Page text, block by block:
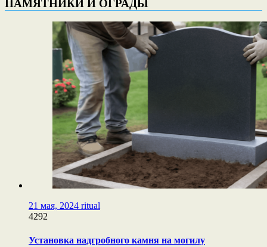
ПАМЯТНИКИ И ОГРАДЫ
21 мая, 2024 ritual
4292
Установка надгробного камня на могилу